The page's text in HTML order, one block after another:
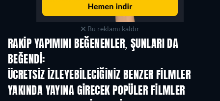
Bu reklamı kaldır
RAKIP YAPIMINI BEĞENENLER, ŞUNLARI DA
BEĞENDI:
ÜCRETSIZ IZLEYEBILECIĞINIZ BENZER FILMLER
YAKINDA YAYINA GIRECEK POPÜLER FILMLER